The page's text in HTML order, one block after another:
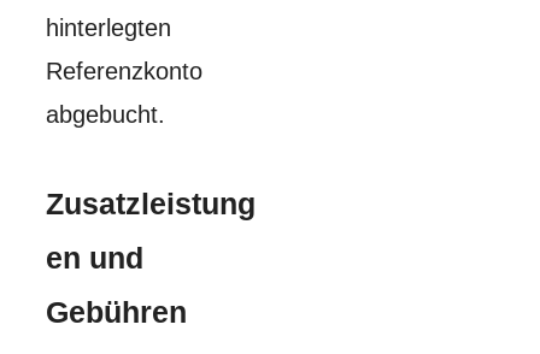
hinterlegten
Referenzkonto
abgebucht.
Zusatzleistung
en und
Gebühren